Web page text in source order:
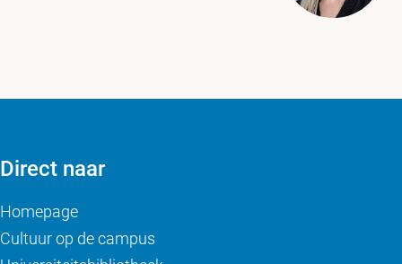
Direct naar
Homepage
Cultuur op de campus